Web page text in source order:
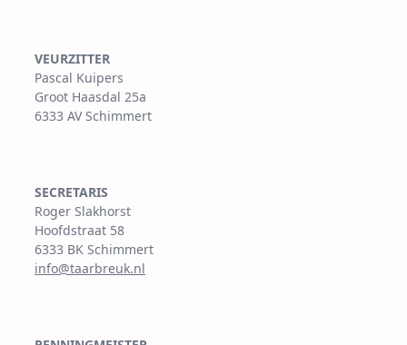
VEURZITTER
Pascal Kuipers
Groot Haasdal 25a
6333 AV Schimmert
SECRETARIS
Roger Slakhorst
Hoofdstraat 58
6333 BK Schimmert
info@taarbreuk.nl